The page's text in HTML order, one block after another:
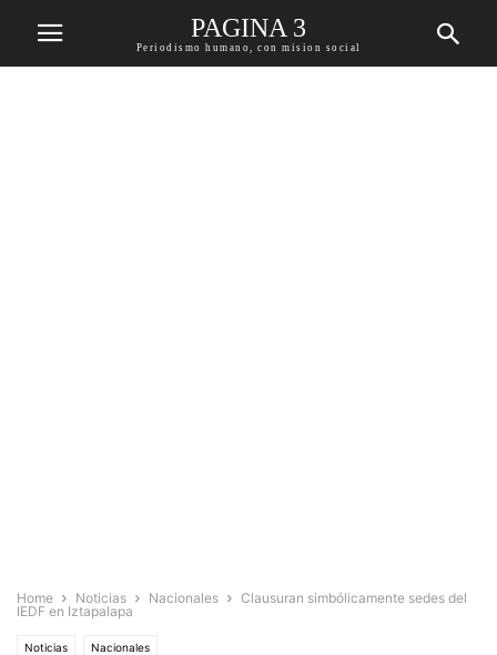
PAGINA 3
Periodismo humano, con mision social
Home Noticias Nacionales
Clausuran simbólicamente sedes del
IEDF en Iztapalapa
Noticias Nacionales